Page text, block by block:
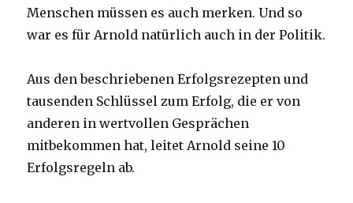
Menschen müssen es auch merken. Und so
war es für Arnold natürlich auch in der Politik.
Aus den beschriebenen Erfolgsrezepten und
tausenden Schlüssel zum Erfolg, die er von
anderen in wertvollen Gesprächen
mitbekommen hat, leitet Arnold seine 10
Erfolgsregeln ab.